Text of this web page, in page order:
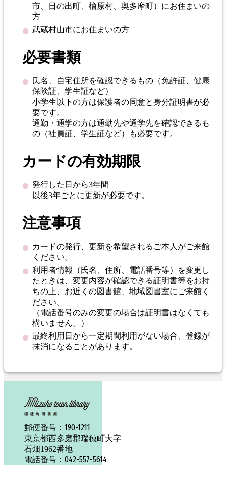
市、日の出町、檜原村、奥多摩町）にお住まいの
方
武蔵村山市にお住まいの方
必要書類
氏名、自宅住所を確認できるもの（免許証、健康
保険証、学生証など）
小学生以下の方は保護者の同意と身分証明書が必
要です。
通勤・通学の方は通勤先や通学先を確認できるも
の（社員証、学生証など）も必要です。
カードの有効期限
発行した日から3年間
以後3年ごとに更新が必要です。
注意事項
カードの発行、更新を希望されるご本人がご来館
ください。
利用者情報（氏名、住所、電話番号等）を変更し
たときは、変更内容が確認できる証明書等をお持
ちの上、お近くの図書館、地域図書室にご来館く
ださい。
（電話番号のみの変更の場合は証明書はなくても
構いません。）
最終利用日から一定期間利用がない場合、登録が
抹消になることがあります。
郵便番号： 190-1211
東京都西多磨郡瑞穂町大字
石畑1962番地
電話番号： 042-557-5614